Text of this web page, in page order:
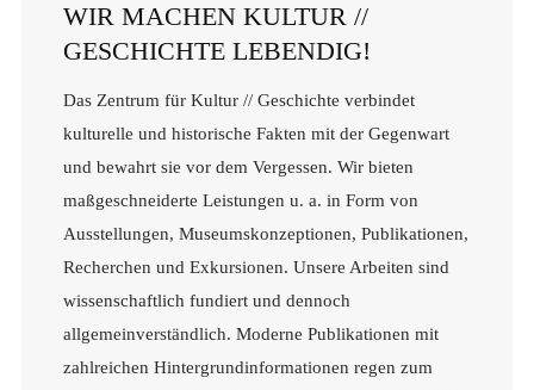
WIR MACHEN KULTUR //
GESCHICHTE LEBENDIG!
Das Zentrum für Kultur // Geschichte verbindet
kulturelle und historische Fakten mit der Gegenwart
und bewahrt sie vor dem Vergessen. Wir bieten
maßgeschneiderte Leistungen u. a. in Form von
Ausstellungen, Museumskonzeptionen, Publikationen,
Recherchen und Exkursionen. Unsere Arbeiten sind
wissenschaftlich fundiert und dennoch
allgemeinverständlich. Moderne Publikationen mit
zahlreichen Hintergrundinformationen regen zum